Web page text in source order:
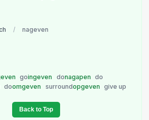
/ nageven
goingeven donagapen
do
doomgeven surroundopgeven give up
Back to Top